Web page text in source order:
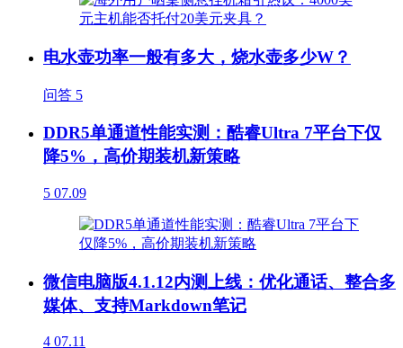
电水壶功率一般有多大，烧水壶多少W？
问答 5
DDR5单通道性能实测：酷睿Ultra 7平台下仅
降5%，高价期装机新策略
5 07.09
微信电脑版4.1.12内测上线：优化通话、整合多
媒体、支持Markdown笔记
4 07.11